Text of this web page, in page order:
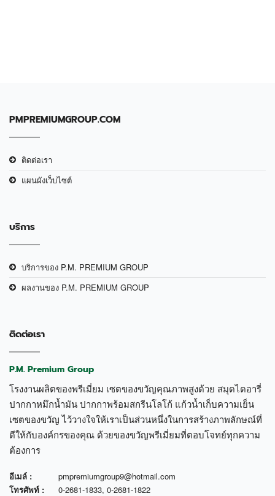
PMPREMIUMGROUP.COM
ติดต่อเรา
แผนผังเว็บไซต์
บริการ
บริการของ P.M. PREMIUM GROUP
ผลงานของ P.M. PREMIUM GROUP
ติดต่อเรา
P.M. Premium Group
โรงงานผลิตของพรีเมี่ยม เซตของขวัญคุณภาพสูงด้วย สมุดไดอารี่
ปากกาหมึกน้ำมัน ปากกาพร้อมสกรีนโลโก้ แก้วน้ำเก็บความเย็น
เซตของขวัญ ไว้วางใจให้เราเป็นส่วนหนึ่งในการสร้างภาพลักษณ์ที่
ดีให้กับองค์กรของคุณ ด้วยของขวัญพรีเมี่ยมที่ตอบโจทย์ทุกความ
ต้องการ
อีเมล์ :
pmpremiumgroup9@hotmail.com
โทรศัพท์ :
0-2681-1833, 0-2681-1822